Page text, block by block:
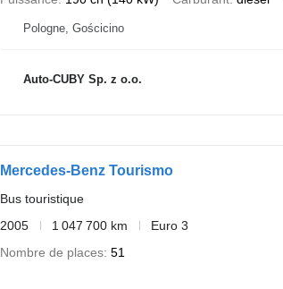
Pologne, Gościcino
Auto-CUBY Sp. z o.o.
Mercedes-Benz Tourismo
Bus touristique
2005
1 047 700 km
Euro 3
Nombre de places 51